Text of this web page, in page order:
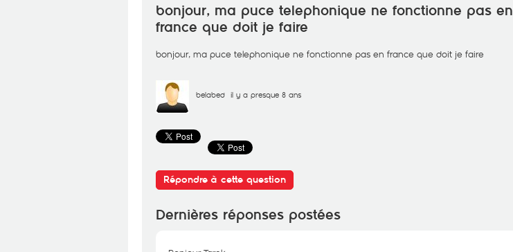
bonjour, ma puce telephonique ne fonctionne pas en
france que doit je faire
bonjour, ma puce telephonique ne fonctionne pas en france que doit je faire
belabed il y a presque 8 ans
Répondre à cette question
Dernières réponses postées